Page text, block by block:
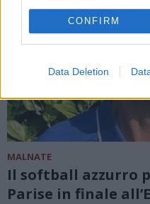
CONFIRM
Data Deletion
MALNATE
Il softball azzurro
Parise in finale